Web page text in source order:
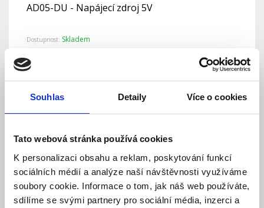
Souhlas Detaily Více o cookies
Tato webová stránka používá cookies
K personalizaci obsahu a reklam, poskytování funkcí
sociálních médií a analýze naší návštěvnosti využíváme
soubory cookie. Informace o tom, jak náš web používáte,
sdílíme se svými partnery pro sociální média, inzerci a
AD05-DU - Napájecí zdroj 5V
Dostupnost: Skladem
382 Kč
Detail Do košíku